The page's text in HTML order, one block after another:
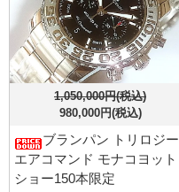
1,050,000円(税込)
980,000円(税込)
ブランパン トリロジー
エアコマンド モナコヨット
ショー150本限定